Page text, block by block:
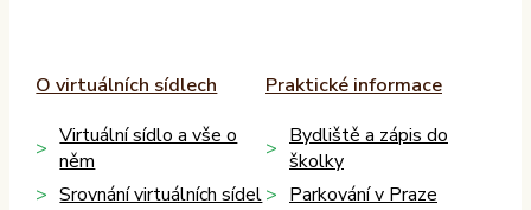
O virtuálních sídlech
Virtuální sídlo a vše o
něm
Srovnání virtuálních sídel
Praktické informace
Bydliště a zápis do
školky
Parkování v Praze